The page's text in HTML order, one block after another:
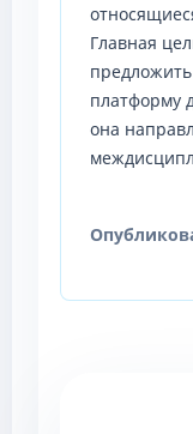
Главная
платформу
она